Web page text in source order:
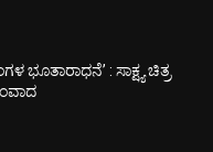
ಭೂತಾರಾಧನೆ’ : ಸಾಕ್ಷ್ಯ ಚಿತ್ರ